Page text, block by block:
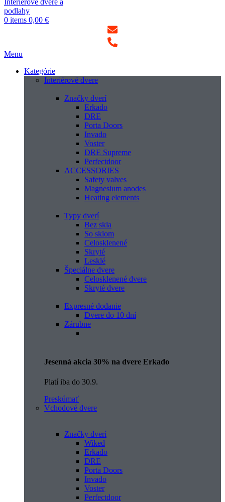
0 items 0,00 €
Menu
Kategórie
Interiérové dvere
Značky dverí
Erkado
DRE
Porta Doors
Invado
Voster
DRE Supreme
Perfectdoor
ACCESSORIES
Safety valves
Magnesium anodes
Heating elements
Typy dverí
Bez skla
So sklom
Celosklenené
Skryté
Lesklé
Špeciálne dvere
Celosklenené dvere
Skryté dvere
Expresné dodanie
Dvere do 10 dní
Zárubne
Jesenná akcia 30% na dvere Erkado
Platí iba do 30.9.
Preskúmať
Vchodové dvere
Značky dverí
Wiked
Erkado
DRE
Porta Doors
Invado
Voster
Perfectdoor